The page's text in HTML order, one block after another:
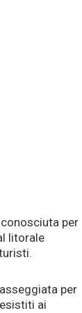
per
litorale
per
ai